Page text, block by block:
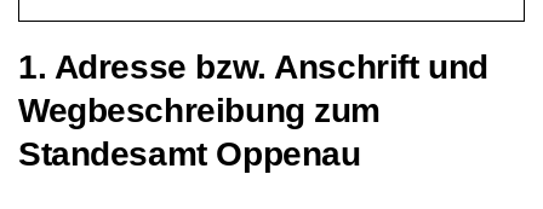
1. Adresse bzw. Anschrift und
Wegbeschreibung zum
Standesamt Oppenau